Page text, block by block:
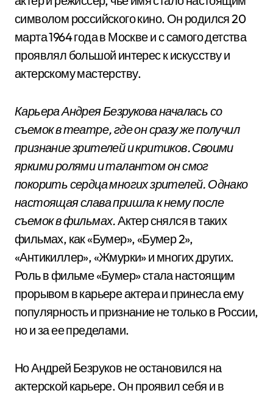
символом российского кино. Он родился 20
марта 1964 года в Москве и с самого детства
проявлял большой интерес к искусству и
актерскому мастерству.
Карьера Андрея Безрукова началась со
съемок в театре, где он сразу же получил
признание зрителей и критиков. Своими
яркими ролями и талантом он смог
покорить сердца многих зрителей. Однако
настоящая слава пришла к нему после
съемок в фильмах.Актер снялся в таких
фильмах, как «Бумер», «Бумер 2»,
«Антикиллер», «Жмурки» и многих других.
Роль в фильме «Бумер» стала настоящим
прорывом в карьере актера и принесла ему
популярность и признание не только в России,
но и за ее пределами.
Но Андрей Безруков не остановился на
актерской карьере. Он проявил себя и в